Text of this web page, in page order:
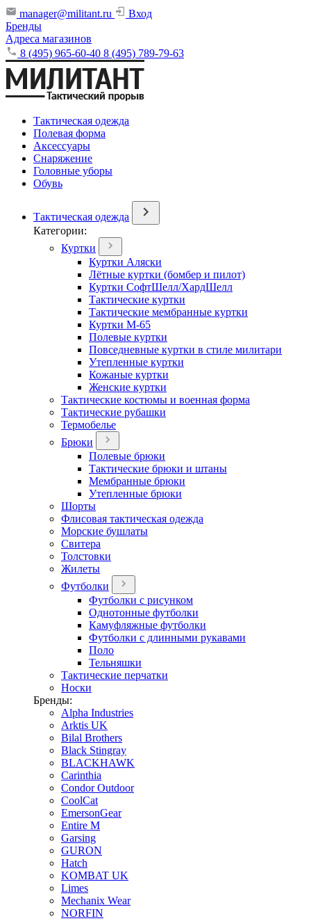
manager@militant.ru
Вход
Бренды
Адреса магазинов
8 (495) 965-60-40 8 (495) 789-79-63
Тактическая одежда
Полевая форма
Аксессуары
Снаряжение
Головные уборы
Обувь
Тактическая одежда
Категории:
Куртки
Куртки Аляски
Лётные куртки (бомбер и пилот)
Куртки СофтШелл/ХардШелл
Тактические куртки
Тактические мембранные куртки
Куртки М-65
Полевые куртки
Повседневные куртки в стиле милитари
Утепленные куртки
Кожаные куртки
Женские куртки
Тактические костюмы и военная форма
Тактические рубашки
Термобелье
Брюки
Полевые брюки
Тактические брюки и штаны
Мембранные брюки
Утепленные брюки
Шорты
Флисовая тактическая одежда
Морские бушлаты
Свитера
Толстовки
Жилеты
Футболки
Футболки с рисунком
Однотонные футболки
Камуфляжные футболки
Футболки с длинными рукавами
Поло
Тельняшки
Тактические перчатки
Носки
Бренды:
Alpha Industries
Arktis UK
Bilal Brothers
Black Stingray
BLACKHAWK
Carinthia
Condor Outdoor
CoolCat
EmersonGear
Entire M
Garsing
GURON
Hatch
KOMBAT UK
Limes
Mechanix Wear
NORFIN